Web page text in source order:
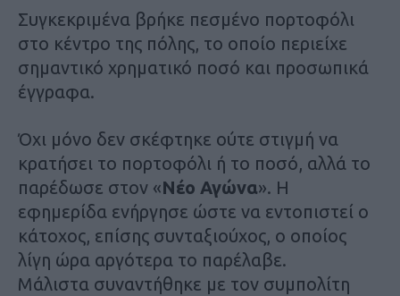
Συγκεκριμένα βρήκε πεσμένο πορτοφόλι
στο κέντρο της πόλης, το οποίο περιείχε
σημαντικό χρηματικό ποσό και προσωπικά
έγγραφα.
Όχι μόνο δεν σκέφτηκε ούτε στιγμή να
κρατήσει το πορτοφόλι ή το ποσό, αλλά το
παρέδωσε στον «Νέο Αγώνα». Η
εφημερίδα ενήργησε ώστε να εντοπιστεί ο
κάτοχος, επίσης συνταξιούχος, ο οποίος
λίγη ώρα αργότερα το παρέλαβε.
Μάλιστα συναντήθηκε με τον συμπολίτη